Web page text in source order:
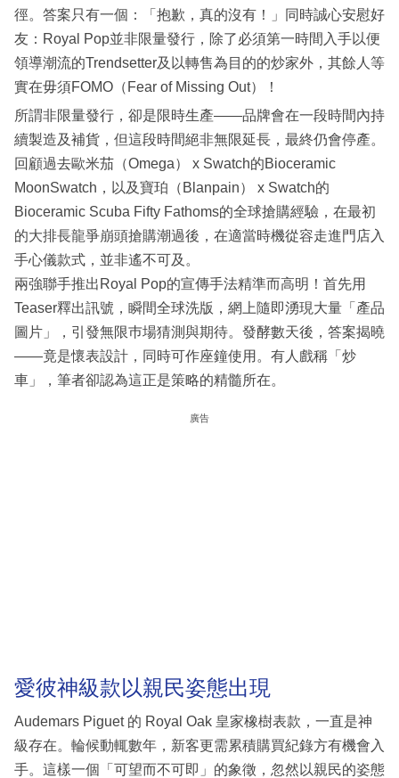
徑。答案只有一個：「抱歉，真的沒有！」同時誠心安慰好
友：Royal Pop並非限量發行，除了必須第一時間入手以便
領導潮流的Trendsetter及以轉售為目的的炒家外，其餘人等
實在毋須FOMO（Fear of Missing Out）！
所謂非限量發行，卻是限時生產——品牌會在一段時間內持
續製造及補貨，但這段時間絕非無限延長，最終仍會停產。
回顧過去歐米茄（Omega） x Swatch的Bioceramic
MoonSwatch，以及寶珀（Blanpain） x Swatch的
Bioceramic Scuba Fifty Fathoms的全球搶購經驗，在最初
的大排長龍爭崩頭搶購潮過後，在適當時機從容走進門店入
手心儀款式，並非遙不可及。
兩強聯手推出Royal Pop的宣傳手法精準而高明！首先用
Teaser釋出訊號，瞬間全球洗版，網上隨即湧現大量「產品
圖片」，引發無限巿場猜測與期待。發酵數天後，答案揭曉
——竟是懷表設計，同時可作座鐘使用。有人戲稱「炒
車」，筆者卻認為這正是策略的精髓所在。
廣告
愛彼神級款以親民姿態出現
Audemars Piguet 的 Royal Oak 皇家橡樹表款，一直是神
級存在。輪候動輒數年，新客更需累積購買紀錄方有機會入
手。這樣一個「可望而不可即」的象徵，忽然以親民的姿態